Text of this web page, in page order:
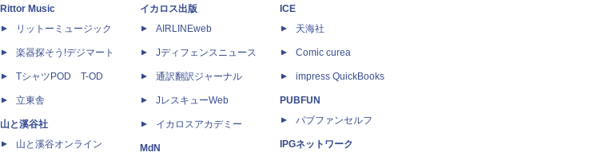
Rittor Music
リットーミュージック
楽器探そう!デジマート
TシャツPOD T-OD
立東舎
山と溪谷社
山と溪谷オンライン
イカロス出版
AIRLINEweb
Jディフェンスニュース
通訳翻訳ジャーナル
JレスキューWeb
イカロスアカデミー
MdN
ICE
天海社
Comic curea
impress QuickBooks
PUBFUN
パブファンセルフ
IPGネットワーク